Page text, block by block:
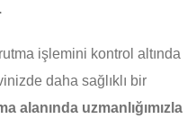
işlemini kontrol altında
daha sağlıklı bir
alanında uzmanlığımızla